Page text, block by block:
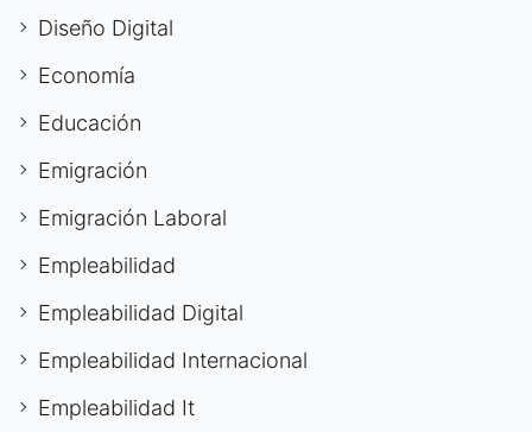
Diseño Digital
Economía
Educación
Emigración
Emigración Laboral
Empleabilidad
Empleabilidad Digital
Empleabilidad Internacional
Empleabilidad It